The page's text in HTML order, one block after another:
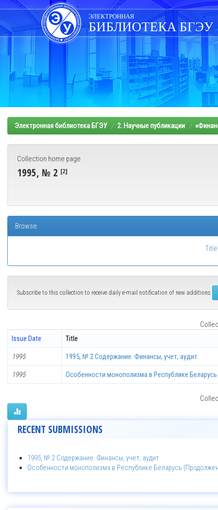
Skip
navigation
ЭЛЕКТРОННАЯ
БИБЛИОТЕКА БГЭУ
Электронная библиотека БГЭУ 2. Научные публикации
Collection home page
1995, № 2 [2]
Browse
Title
Subscribe to this collection to receive daily e-mail notification of new additions
Issue Date
Title
1995 1995, № 2 Содержание. Финансы, учет, аудит
1995 Особенности монополизма в Республике
RECENT SUBMISSIONS
1995, № 2 Содержание. Финансы, учет, аудит
Особенности монополизма в Республике Беларусь